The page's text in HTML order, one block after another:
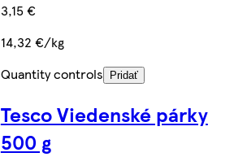
3,15 €
14,32 €/kg
Quantity controls
Pridať
Tesco Viedenské párky
500 g